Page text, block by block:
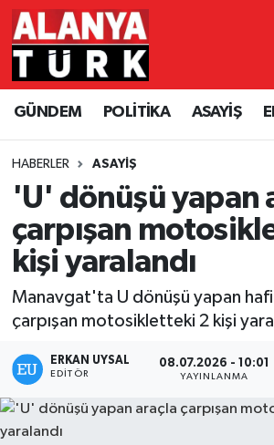
GÜNDEM POLİTİKA ASAYİŞ
HABERLER ASAYİŞ
'U' dönüşü yapan
çarpışan
kişi yaralandı
Manavgat'ta U dönüşü yapan
çarpışan motosikletteki 2 kişi
ERKAN UYSAL
EDITÖR
08.07.2026 - 10:01
YAYINLANMA
GÜNDEM
POLİTİKA
ASAYİŞ
EKONOMİ
TURİZM
SPOR
Nöbetçi Eczaneler
Hava Durumu
Namaz Vakitleri
Trafik Durumu
Süper Lig Puan Durumu ve
Tüm Manşetler